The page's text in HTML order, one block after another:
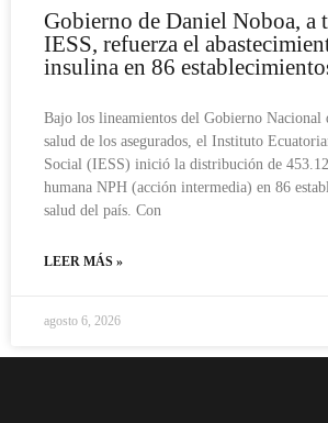
Gobierno de Daniel Noboa, a
IESS, refuerza el
insulina en 86
Bajo los lineamientos del Gobierno Nacional
salud de los asegurados, el Instituto
Social (IESS) inició la distribución de
humana NPH (acción intermedia) en 86
salud del país. Con
LEER MÁS »
agosto 6, 2026